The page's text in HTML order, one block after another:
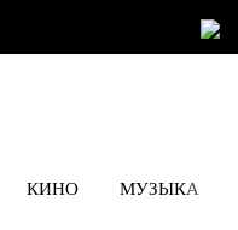
КИНО МУЗЫКА